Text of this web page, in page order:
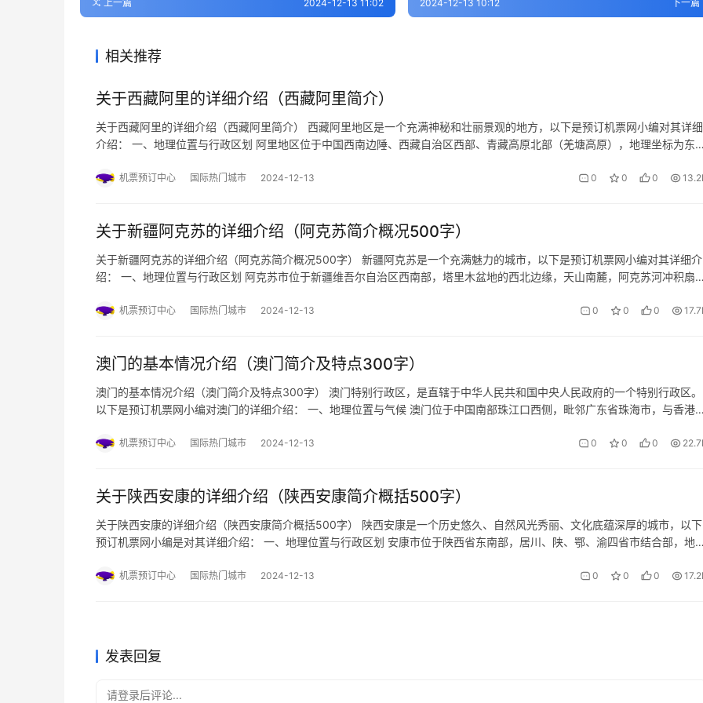
上一篇 2024-12-13 11:02 下一篇
2024-12-13 10:12
相关推荐
关于西藏阿里的详细介绍（西藏阿里简介）
关于西藏阿里的详细介绍（西藏阿里简介） 西藏阿里地区是一个充满神秘和壮丽景观的地方，以下是预订机票网小编对其详细
介绍： 一、地理位置与行政区划 阿里地区位于中国西南边陲、西藏自治区西部、青藏高原北部（羌塘高原），地理坐标为东经
机票预订中心 国际热门城市 2024-12-13 0 0 0
关于新疆阿克苏的详细介绍（阿克苏简介概况500字）
关于新疆阿克苏的详细介绍（阿克苏简介概况500字） 新疆阿克苏是一个充满魅力的城市，以下是预订机票网小编对其详细介
绍： 一、地理位置与行政区划 阿克苏市位于新疆维吾尔自治区西南部，塔里木盆地的西北边缘，天山南麓，阿克苏河冲积扇
东经79°43′26″~…
机票预订中心 国际热门城市 2024-12-13 0 0 0
澳门的基本情况介绍（澳门简介及特点300字）
澳门的基本情况介绍（澳门简介及特点300字） 澳门特别行政区，是直辖于中华人民共和国中央人民政府的一个特别行政区。
以下是预订机票网小编对澳门的详细介绍： 一、地理位置与气候 澳门位于中国南部珠江口西侧，毗邻广东省珠海市，与香港特
约20℃，冬无严寒…
机票预订中心 国际热门城市 2024-12-13 0 0 0
关于陕西安康的详细介绍（陕西安康简介概括500字）
关于陕西安康的详细介绍（陕西安康简介概括500字） 陕西安康是一个历史悠久、自然风光秀丽、文化底蕴深厚的城市，以下
预订机票网小编是对其详细介绍： 一、地理位置与行政区划 安康市位于陕西省东南部，居川、陕、鄂、渝四省市结合部，地处
月，辖1区（汉滨…
机票预订中心 国际热门城市 2024-12-13 0 0 0
发表回复
请登录后评论...